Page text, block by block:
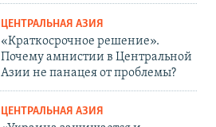
ЦЕНТРАЛЬНАЯ АЗИЯ
«Краткосрочное решение».
Почему амнистии в Центральной
Азии не панацея от проблемы?
ЦЕНТРАЛЬНАЯ АЗИЯ